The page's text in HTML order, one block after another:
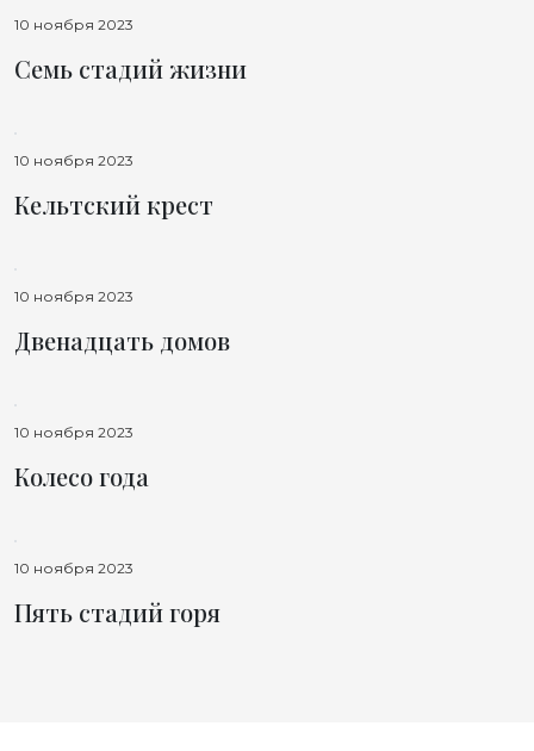
10 ноября 2023
Семь стадий жизни
10 ноября 2023
Кельтский крест
10 ноября 2023
Двенадцать домов
10 ноября 2023
Колесо года
10 ноября 2023
Пять стадий горя